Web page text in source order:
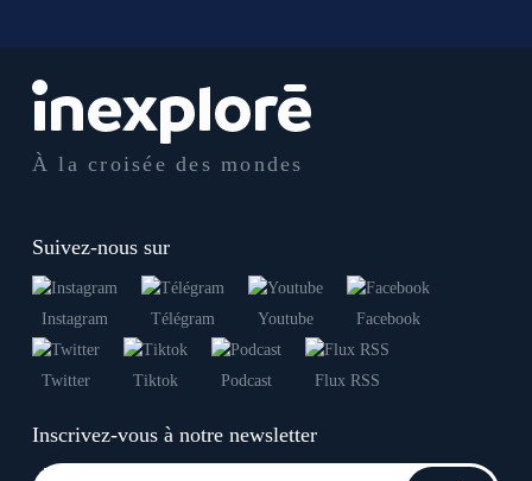
À la croisée des mondes
Suivez-nous sur
Instagram Télégram Youtube Facebook
Twitter Tiktok Podcast Flux RSS
Inscrivez-vous à notre newsletter